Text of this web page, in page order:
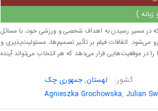
)
که در مسیر رسیدن به اهداف شخصی و ورزشی خود، با مسائل
می‌شود. اتفاقات فیلم بر تأثیر تصمیم‌ها، مسئولیت‌پذیری و
در موقعیت‌هایی قرار می‌دهد که هر انتخاب می‌تواند آینده
کشور: لهستان,جمهوری چک
Agnieszka Grochowska, Julian